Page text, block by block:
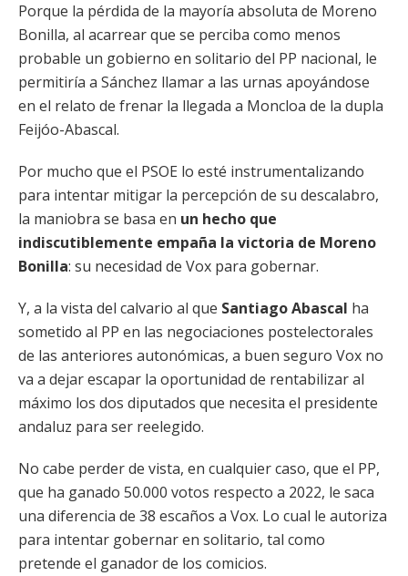
Porque la pérdida de la mayoría absoluta de Moreno
Bonilla, al acarrear que se perciba como menos
probable un gobierno en solitario del PP nacional, le
permitiría a Sánchez llamar a las urnas apoyándose
en el relato de frenar la llegada a Moncloa de la dupla
Feijóo-Abascal.
Por mucho que el PSOE lo esté instrumentalizando
para intentar mitigar la percepción de su descalabro,
la maniobra se basa en un hecho que
indiscutiblemente empaña la victoria de Moreno
Bonilla: su necesidad de Vox para gobernar.
Y, a la vista del calvario al que Santiago Abascal ha
sometido al PP en las negociaciones postelectorales
de las anteriores autonómicas, a buen seguro Vox no
va a dejar escapar la oportunidad de rentabilizar al
máximo los dos diputados que necesita el presidente
andaluz para ser reelegido.
No cabe perder de vista, en cualquier caso, que el PP,
que ha ganado 50.000 votos respecto a 2022, le saca
una diferencia de 38 escaños a Vox. Lo cual le autoriza
para intentar gobernar en solitario, tal como
pretende el ganador de los comicios.